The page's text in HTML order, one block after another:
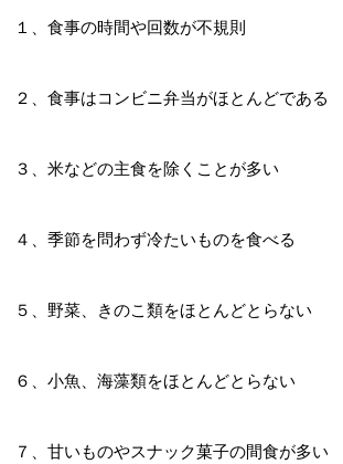
１、食事の時間や回数が不規則
２、食事はコンビニ弁当がほとんどである
３、米などの主食を除くことが多い
４、季節を問わず冷たいものを食べる
５、野菜、きのこ類をほとんどとらない
６、小魚、海藻類をほとんどとらない
７、甘いものやスナック菓子の間食が多い